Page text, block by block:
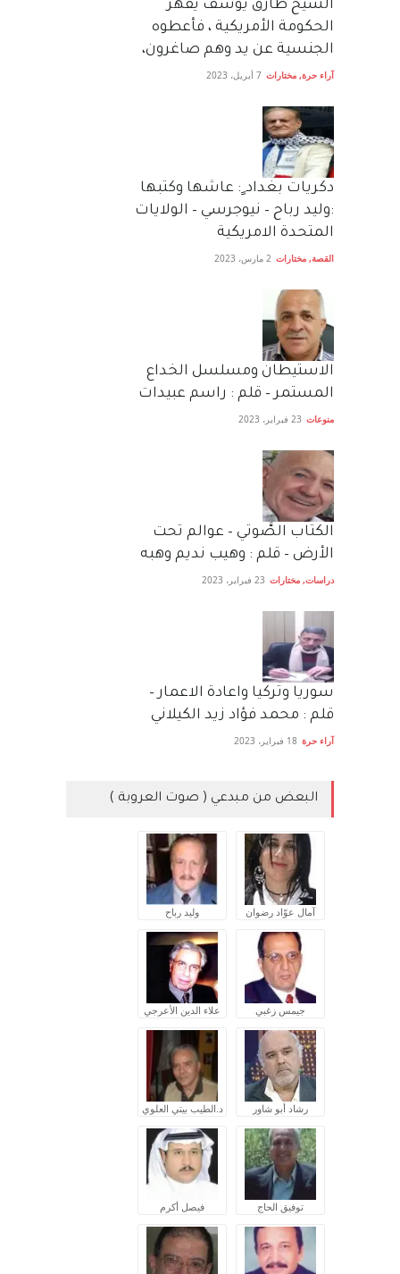
الشيخ طارق يوسف يقهر
الحكومة الأمريكية ، فأعطوه
الجنسية عن يد وهم صاغرون،
آراء حرة, مختارات 7 أبريل، 2023
دكريات بغداد ٍ: عاشها وكتبها
:وليد رباح – نيوجرسي – الولايات
المتحدة الامريكية
القصة, مختارات 2 مارس، 2023
الاستيطان ومسلسل الخداع
المستمر – قلم : راسم عبيدات
منوعات 23 فبراير، 2023
الكتاب الصَّوتي – عوالم تحت
الأرض – قلم : وهيب نديم وهبه
دراسات, مختارات 23 فبراير، 2023
سوريا وتركيا واعادة الاعمار –
قلم : محمد فؤاد زيد الكيلاني
آراء حرة 18 فبراير، 2023
البعض من مبدعي ( صوت العروبة )
آمال عوّاد رضوان وليد رباح
جيمس زغبي علاء الدين الأعرجي
رشاد أبو شاور د.الطيب بيتي العلوي
توفيق الحاج فيصل أكرم